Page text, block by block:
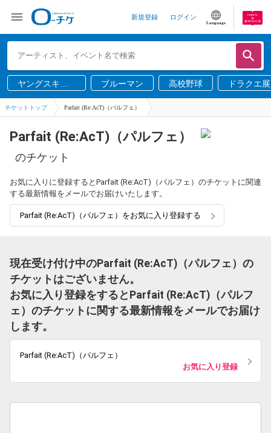
新規登録 ログイン
Language
ヤングスキニ
ー
ブルーマン 高校野球 ドラクエ展
チケットトップ Parfait (Re:AcT)（パルフェ）
Parfait (Re:AcT)（パルフェ）
のチケット
お気に入りに登録するとParfait (Re:AcT)（パルフェ）のチケットに関連
する最新情報をメールでお届けいたします。
Parfait (Re:AcT)（パルフェ）をお気に入り登録する
現在受け付け中のParfait (Re:AcT)（パルフェ）の
チケットはございません。
お気に入り登録をするとParfait (Re:AcT)（パルフ
ェ）のチケットに関する最新情報をメールでお届け
します。
Parfait (Re:AcT)（パルフェ）
お気に入り登録